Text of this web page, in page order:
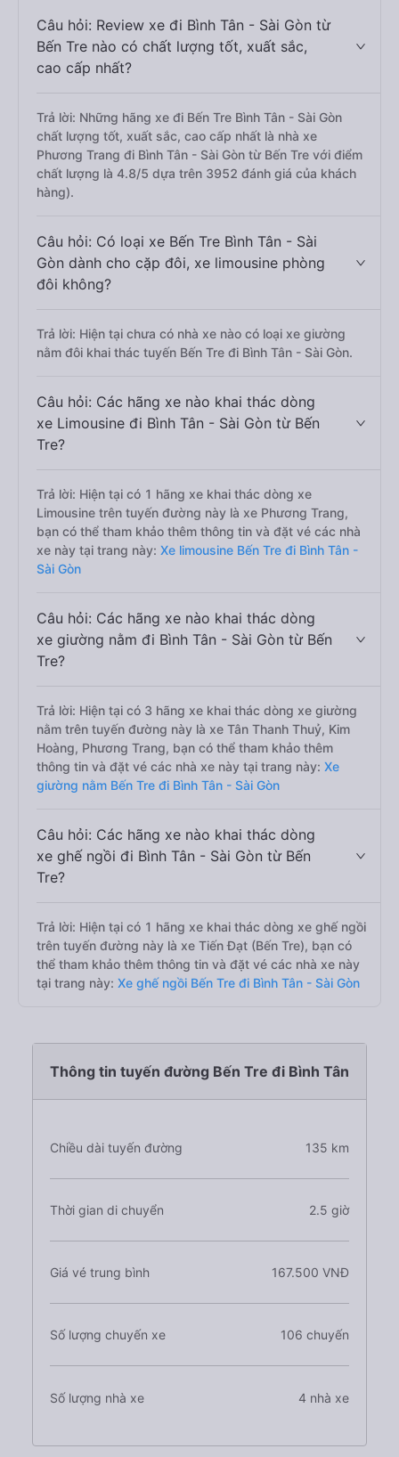
Câu hỏi: Review xe đi Bình Tân - Sài Gòn từ
Bến Tre nào có chất lượng tốt, xuất sắc,
cao cấp nhất?
Trả lời: Những hãng xe đi Bến Tre Bình Tân - Sài Gòn
chất lượng tốt, xuất sắc, cao cấp nhất là nhà xe
Phương Trang đi Bình Tân - Sài Gòn từ Bến Tre với điểm
chất lượng là 4.8/5 dựa trên 3952 đánh giá của khách
hàng).
Câu hỏi: Có loại xe Bến Tre Bình Tân - Sài
Gòn dành cho cặp đôi, xe limousine phòng
đôi không?
Trả lời: Hiện tại chưa có nhà xe nào có loại xe giường
nằm đôi khai thác tuyến Bến Tre đi Bình Tân - Sài Gòn.
Câu hỏi: Các hãng xe nào khai thác dòng
xe Limousine đi Bình Tân - Sài Gòn từ Bến
Tre?
Trả lời: Hiện tại có 1 hãng xe khai thác dòng xe
Limousine trên tuyến đường này là xe Phương Trang,
bạn có thể tham khảo thêm thông tin và đặt vé các nhà
xe này tại trang này: Xe limousine Bến Tre đi Bình Tân -
Sài Gòn
Câu hỏi: Các hãng xe nào khai thác dòng
xe giường nằm đi Bình Tân - Sài Gòn từ Bến
Tre?
Trả lời: Hiện tại có 3 hãng xe khai thác dòng xe giường
nằm trên tuyến đường này là xe Tân Thanh Thuỷ, Kim
Hoàng, Phương Trang, bạn có thể tham khảo thêm
thông tin và đặt vé các nhà xe này tại trang này: Xe
giường nằm Bến Tre đi Bình Tân - Sài Gòn
Câu hỏi: Các hãng xe nào khai thác dòng
xe ghế ngồi đi Bình Tân - Sài Gòn từ Bến
Tre?
Trả lời: Hiện tại có 1 hãng xe khai thác dòng xe ghế ngồi
trên tuyến đường này là xe Tiến Đạt (Bến Tre), bạn có
thể tham khảo thêm thông tin và đặt vé các nhà xe này
tại trang này: Xe ghế ngồi Bến Tre đi Bình Tân - Sài Gòn
Thông tin tuyến đường Bến Tre đi Bình Tân
Chiều dài tuyến đường 135 km
Thời gian di chuyển 2.5 giờ
Giá vé trung bình 167.500 VNĐ
Số lượng chuyến xe 106 chuyến
Số lượng nhà xe 4 nhà xe